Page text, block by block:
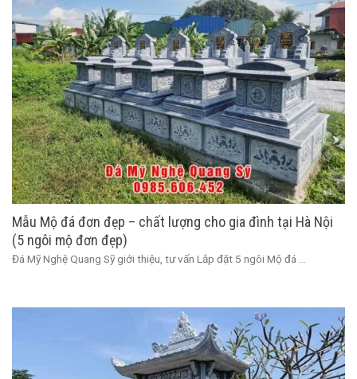
Mẫu Mộ đá đơn đẹp – chất lượng cho gia đình tại Hà Nội
(5 ngôi mộ đơn đẹp)
Đá Mỹ Nghệ Quang Sỹ giới thiệu, tư vấn Lắp đặt 5 ngôi Mộ đá ...